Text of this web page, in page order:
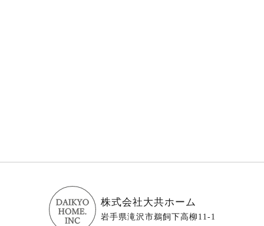
株式会社大共ホーム
岩手県滝沢市鵜飼下高柳11-1